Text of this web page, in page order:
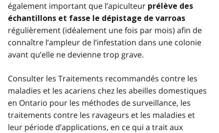
également important que l’apiculteur prélève des
échantillons et fasse le dépistage de varroas
régulièrement (idéalement une fois par mois) afin de
connaître l’ampleur de l’infestation dans une colonie
avant qu’elle ne devienne trop grave.
Consulter les Traitements recommandés contre les
maladies et les acariens chez les abeilles domestiques
en Ontario pour les méthodes de surveillance, les
traitements contre les ravageurs et les maladies et
leur période d’applications, en ce qui a trait aux